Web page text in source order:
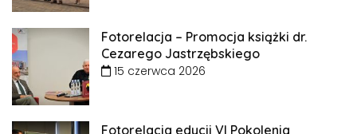
Fotorelacja – Promocja książki dr.
Cezarego Jastrzębskiego
15 czerwca 2026
Fotorelacja edycji VI Pokolenia